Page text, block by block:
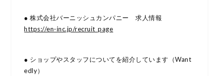
● 株式会社バーニッシュカンパニー 求人情報
https://en-inc.jp/recruit_page
● ショップやスタッフについてを紹介しています（Want
edly）